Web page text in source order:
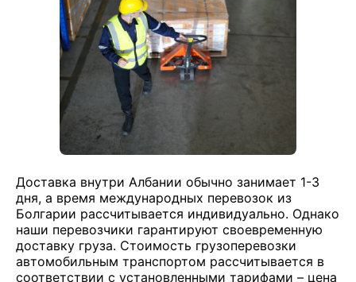
Доставка внутри Албании обычно занимает 1-3
дня, а время международных перевозок из
Болгарии рассчитывается индивидуально. Однако
наши перевозчики гарантируют своевременную
доставку груза. Стоимость грузоперевозки
автомобильным транспортом рассчитывается в
соответствии с установленными тарифами – цена